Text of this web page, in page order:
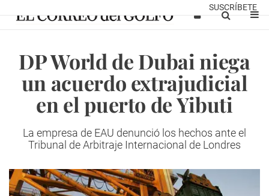
SUSCRÍBETE
DP World de Dubai niega
un acuerdo extrajudicial
en el puerto de Yibuti
La empresa de EAU denunció los hechos ante el
Tribunal de Arbitraje Internacional de Londres